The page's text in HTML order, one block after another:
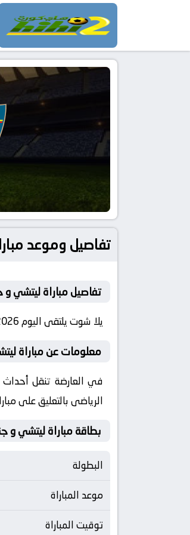
تفاصيل وموعد مباراة ليتشي و جنوى
تفاصيل مباراة ليتشي
يلا شوت يلتقى اليوم 2026-05-24 كلا من نادى ليتشي و نادي جنوى فى بطولة إيطاليا, الدوري الإيطالي فى تمام الساعه 21:45 بتوقيت مصر كورة لايف
معلومات عن مباراة ليتشي و جنوى
الرياضى بالتعليق على
بطاقة مباراة ليتشي و
البطولة
موعد المباراة
توقيت المباراة